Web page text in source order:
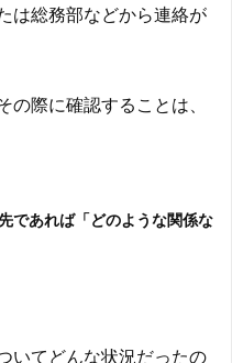
は総務部などから連絡が
際に確認することは、
であれば「どのような関係な
いてどんな状況だったの